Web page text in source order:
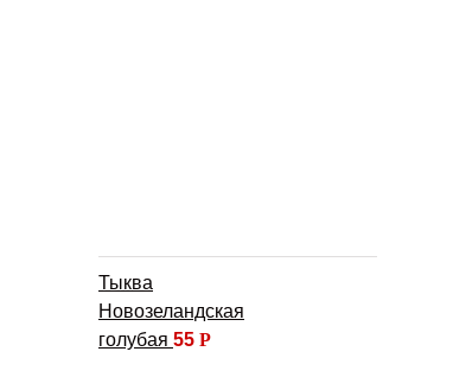
Тыква
Новозеландская
голубая 55 Р